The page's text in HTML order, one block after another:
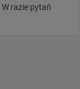
razie pytań